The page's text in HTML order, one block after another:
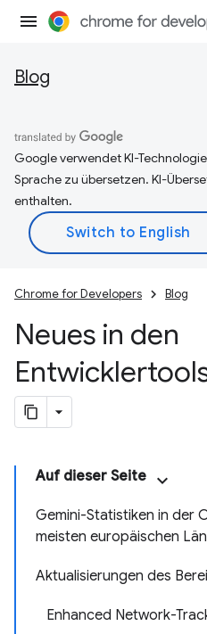
Blog
Google verwendet KI-
Sprache zu übersetzen. KI-
enthalten.
Chrome for Developers Blog
Neues in den
Auf dieser Seite
Gemini-Statistiken in der
meisten europäischen
Aktualisierungen des
Enhanced Network-